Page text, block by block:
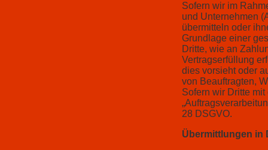
Sofern wir im
und Unternehmen
übermitteln oder
Grundlage einer
Dritte, wie an
Vertragserfüllung
dies vorsieht oder
von Beauftragten,
Sofern wir Dritte
28 DSGVO.
Übermittlungen in